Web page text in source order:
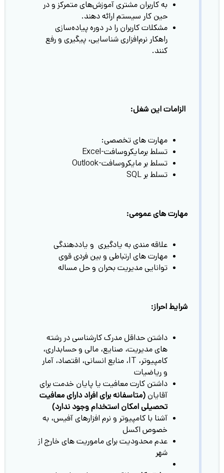
به کاربران مشتری آموزش‌های متمرکز و در
حین کار سیستم ارائه دهند.
مشکلات کاربران را در دوره پیاده‌سازی
راهکار نرم‌افزاری شناسایی، پیگیری و رفع
کنند.
الزامات این شغل:
مهارت های تخصصی:
تسلط برمایکروسافت-Excel
تسلط بر مایکروسافت-Outlook
تسلط بر SQL
مهارت های عمومی:
علاقه مندی به یادگیری و یاددهندگی
مهارت های ارتباطی و بین فردی قوی
توانایی مدیریت بحران و حل مساله
شرایط احراز:
داشتن حداقل مدرک کارشناسی در رشته
های مدیریت، صنایع، مالی و حسابداری،
کامپیوتر، IT، منابع انسانی، اقتصاد، آمار
و ریاضیات
داشتن کارت معافیت یا پایان خدمت برای
آقایان (متاسفانه برای افراد دارای معافیت
تحصیلی امکان استخدام وجود ندارد)
آشنا با کامپیوتر و نرم افزارهای آفیس، به
خصوص اکسل
عدم محدودیت برای ماموریت های خارج از
شهر